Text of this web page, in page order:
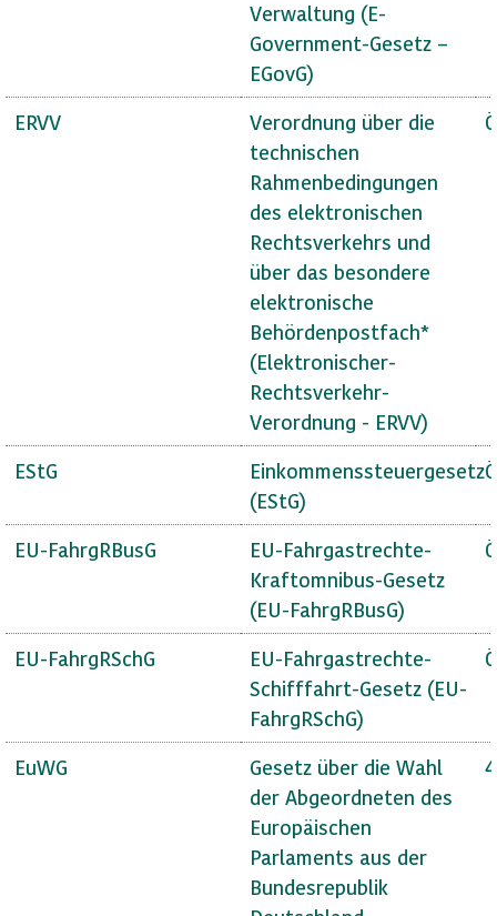
Verwaltung (E-
Government-Gesetz –
EGovG)
ERVV
Verordnung über die
technischen
Rahmenbedingungen
des elektronischen
Rechtsverkehrs und
über das besondere
elektronische
Behördenpostfach*
(Elektronischer-
Rechtsverkehr-
Verordnung - ERVV)
EStG
Einkommenssteuergesetz
(EStG)
EU-FahrgRBusG
EU-Fahrgastrechte-
Kraftomnibus-Gesetz
(EU-FahrgRBusG)
EU-FahrgRSchG
EU-Fahrgastrechte-
Schifffahrt-Gesetz (EU-
FahrgRSchG)
EuWG
Gesetz über die Wahl
der Abgeordneten des
Europäischen
Parlaments aus der
Bundesrepublik